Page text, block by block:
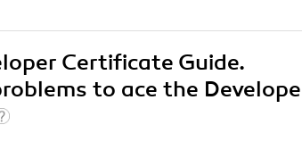
Certificate Guide.
to ace the